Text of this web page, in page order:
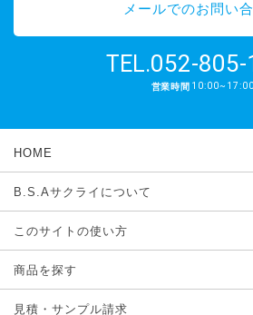
メールでのお問い
TEL.052-805-
営業時間 10:00~17:00
HOME
B.S.Aサクライについて
このサイトの使い方
商品を探す
見積・サンプル請求